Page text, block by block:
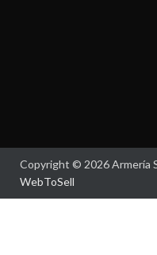
Copyright © 2026 Armería
WebToSell